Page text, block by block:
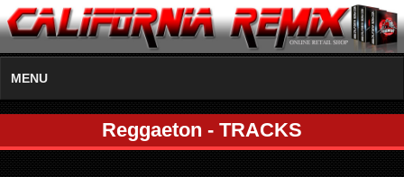
MENU
Reggaeton - TRACKS